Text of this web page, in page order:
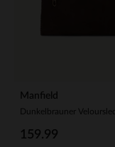
Manfield
159.99